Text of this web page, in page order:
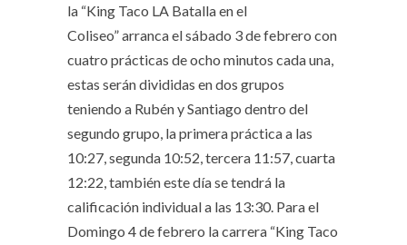
la “King Taco LA Batalla en el
Coliseo” arranca el sábado 3 de febrero con
cuatro prácticas de ocho minutos cada una,
estas serán divididas en dos grupos
teniendo a Rubén y Santiago dentro del
segundo grupo, la primera práctica a las
10:27, segunda 10:52, tercera 11:57, cuarta
12:22, también este día se tendrá la
calificación individual a las 13:30. Para el
Domingo 4 de febrero la carrera “King Taco